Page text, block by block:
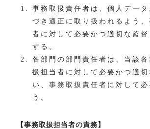
事務取扱責任者は、個人デー
づき適正に取り扱われるよう、
者に対して必要かつ適切な監督
する。
各部門の部門責任者は、当該各
扱担当者に対して必要かつ適切
い、事務取扱責任者に対して
う。
【事務取扱担当者の責務】